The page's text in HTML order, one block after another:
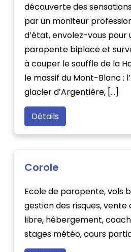
découverte des
par un moniteur
d’état, envolez-vous
parapente biplace et
à couper le souffle de la
le massif du Mont-Blanc :
glacier d’Argentière, […]
Détails
Corole
Ecole de parapente, vols
gestion des risques,
libre, hébergement,
stages météo, cours